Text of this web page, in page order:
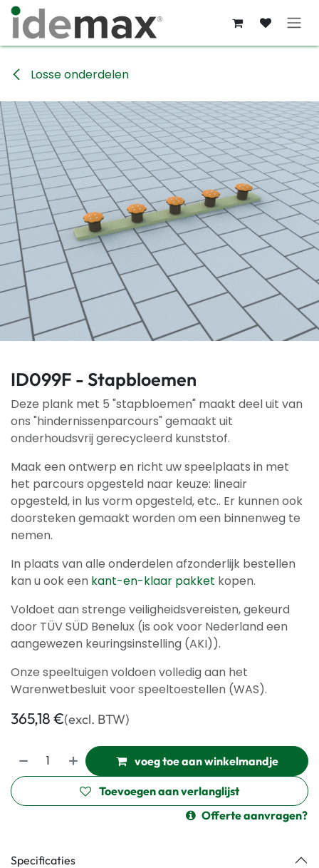
Overslaan naar inhoud
Losse onderdelen
ID099F - Stapbloemen
Deze plank met 5 "stapbloemen" maakt deel uit van
ons "hindernissenparcours" gemaakt uit
onderhoudsvrij gerecycleerd kunststof.
Maak een ontwerp en richt uw speelplaats in met
het parcours opgesteld naar keuze: lineair
opgesteld, in lus vorm opgesteld, etc.. Er kunnen ook
doorsteken gemaakt worden om een binnenweg te
nemen.
In plaats van alle onderdelen afzonderlijk bestellen
kan u ook een kant-en-klaar pakket kopen.
Voldoet aan strenge veiligheidsvereisten, gekeurd
door TÜV SÜD Benelux (is ook voor Nederland een
aangewezen keuringsinstelling (AKI)).
Onze speeltuigen voldoen volledig aan het
Warenwetbesluit voor speeltoestellen (WAS).
365,18€(excl. BTW)
voeg toe aan winkelmandje
Toevoegen aan verlanglijst
Offerte aanvragen?
Specificaties